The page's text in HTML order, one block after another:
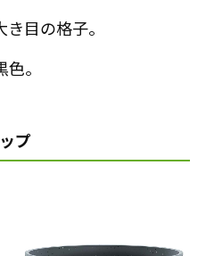
目の格子。
。
プ